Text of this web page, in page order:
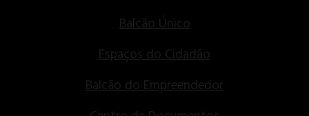
Balcão Único
Espaços do Cidadão
Balcão do Empreendedor